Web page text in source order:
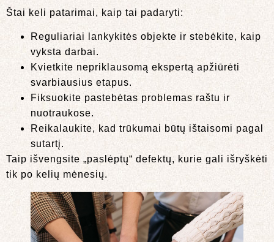
Štai keli patarimai, kaip tai padaryti:
Reguliariai lankykitės objekte ir stebėkite, kaip
vyksta darbai.
Kvietkite nepriklausomą ekspertą apžiūrėti
svarbiausius etapus.
Fiksuokite pastebėtas problemas raštu ir
nuotraukose.
Reikalaukite, kad trūkumai būtų ištaisomi pagal
sutartį.
Taip išvengsite „paslėptų“ defektų, kurie gali išryškėti
tik po kelių mėnesių.